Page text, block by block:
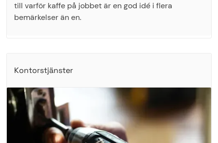
till varför kaffe på jobbet är en god idé i flera
bemärkelser än en.
Kontorstjänster